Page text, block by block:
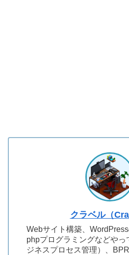
クラベル（
Webサイト構築、
phpプログラミングなどや
ジネスプロセス管理）、